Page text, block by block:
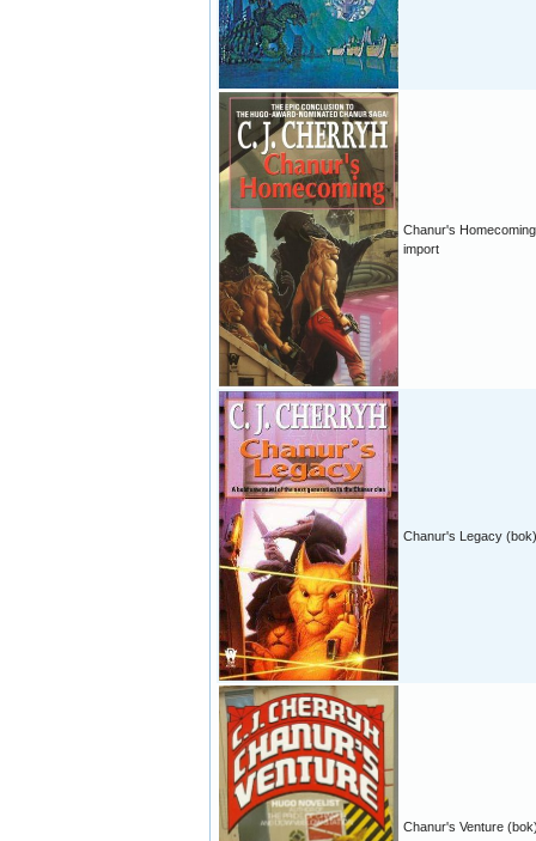
Chanur's
import
Chanur's Legacy
Chanur's Venture